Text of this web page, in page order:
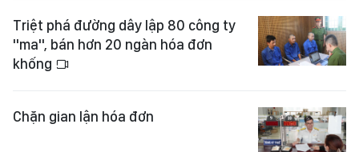
Triệt phá đường dây lập 80 công ty
"ma", bán hơn 20 ngàn hóa đơn
khống
Chặn gian lận hóa đơn